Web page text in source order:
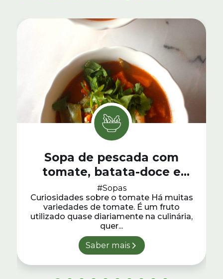
Sopa de pescada com
tomate, batata-doce e
ervilhas de quebrar
#Sopas
Curiosidades sobre o tomate Há muitas
variedades de tomate. É um fruto
utilizado quase diariamente na culinária,
quer...
Saber mais